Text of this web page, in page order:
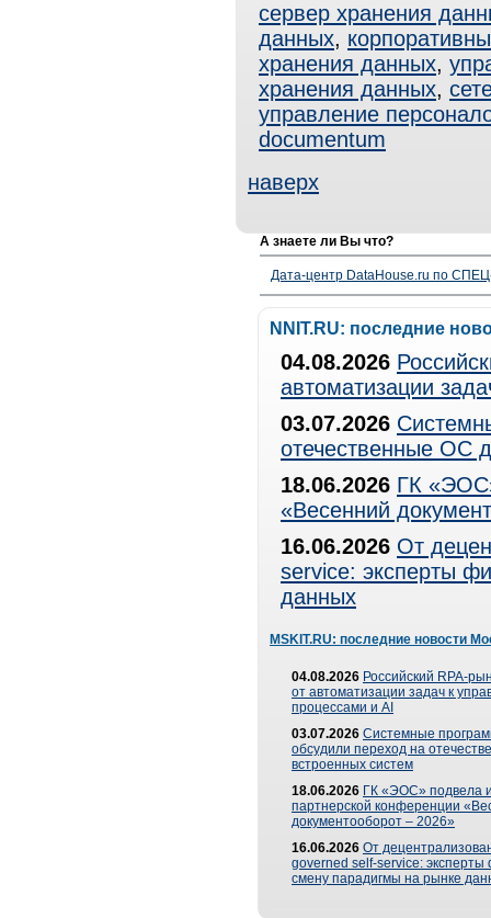
сервер хранения
данных,
хранения данных,
хранения данных,
управление
documentum
наверх
А знаете ли Вы что?
Дата-центр DataHouse.ru по
NNIT.RU: последние
04.08.2026
автоматизации
03.07.2026
отечественные ОС
18.06.2026 ГК
«Весенний
16.06.2026 От
service: эксперты
данных
MSKIT.RU: последние новости
04.08.2026 Российский RPA-
от автоматизации задач к
процессами и AI
03.07.2026 Системные
обсудили переход на
встроенных систем
18.06.2026 ГК «ЭОС» подвела
партнерской конференции
документооборот – 2026»
16.06.2026 От
governed self-service: эксперты
смену парадигмы на рынке